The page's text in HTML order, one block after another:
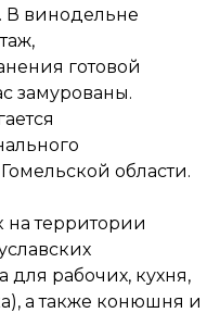
В винодельне
готовой
замурованы.
области.
на территории
рабочих, кухня,
а также конюшня и